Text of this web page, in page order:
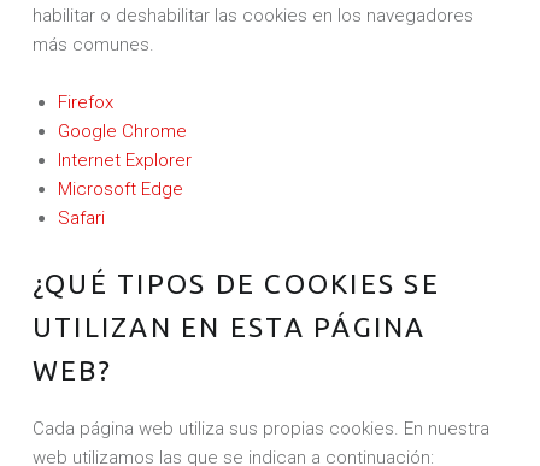
habilitar o deshabilitar las cookies en los navegadores
más comunes.
Firefox
Google Chrome
Internet Explorer
Microsoft Edge
Safari
¿QUÉ TIPOS DE COOKIES SE
UTILIZAN EN ESTA PÁGINA
WEB?
Cada página web utiliza sus propias cookies. En nuestra
web utilizamos las que se indican a continuación: